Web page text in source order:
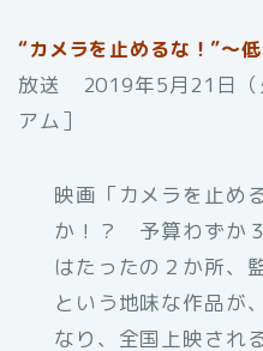
“カメラを止めるな！”～
放送 2019年5月21日（
アム］
映画「カメラを止め
か！？ 予算わずか
はたったの２か所、
という地味な作品が
なり、全国上映され